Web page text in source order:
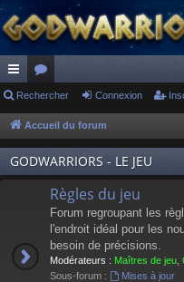
ac
co
ur
ci
or
u
m
s
Rechercher Connexion
Accueil du forum
GODWARRIORS - LE JEU
Règles du jeu
Forum regroupant les
l'endroit idéal pour les
besoin de précisions.
Modérateurs : Maîtres de jeu
Sous-forum :
Mises à jour